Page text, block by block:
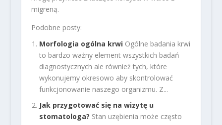
migreną.
Podobne posty:
Morfologia ogólna krwi Ogólne badania krwi
to bardzo ważny element wszystkich badań
diagnostycznych ale również tych, które
wykonujemy okresowo aby skontrolować
funkcjonowanie naszego organizmu. Z...
Jak przygotować się na wizytę u
stomatologa? Stan uzębienia może często